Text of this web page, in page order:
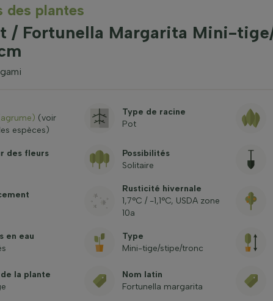
des plantes
/ Fortunella Margarita Mini-
(voir
espèces)
Type de racine
Pot
des fleurs
Possibilités
Solitaire
Rusticité hivernale
1,7°C / -1,1°C, USDA zone
10a
en eau
Type
Mini-tige/stipe/tronc
la plante
Nom latin
Fortunella margarita